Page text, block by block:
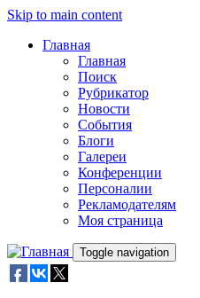
Skip to main content
Главная
Главная
Поиск
Рубрикатор
Новости
События
Блоги
Галереи
Конференции
Персоналии
Рекламодателям
Моя страница
Toggle navigation